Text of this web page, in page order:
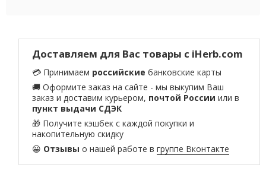
Доставляем для Вас товары с iHerb.com
💳 Принимаем российские банковские карты
🚚 Оформите заказ на сайте - мы выкупим Ваш
заказ и доставим курьером, почтой России или в
пункт выдачи СДЭК
🎁 Получите кэшбек с каждой покупки и
накопительную скидку
😀 Отзывы о нашей работе вгруппе Вконтакте